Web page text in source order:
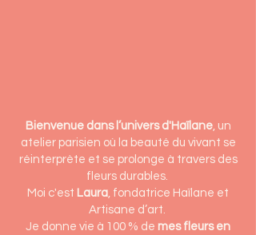
Bienvenue dans l’univers d'Haïlane, un
atelier parisien où la beauté du vivant se
réinterprète et se prolonge à travers des
fleurs durables.
Moi c'est Laura , fondatrice Haïlane et
Artisane d’art.
Je donne vie à 100 % de mes fleurs en